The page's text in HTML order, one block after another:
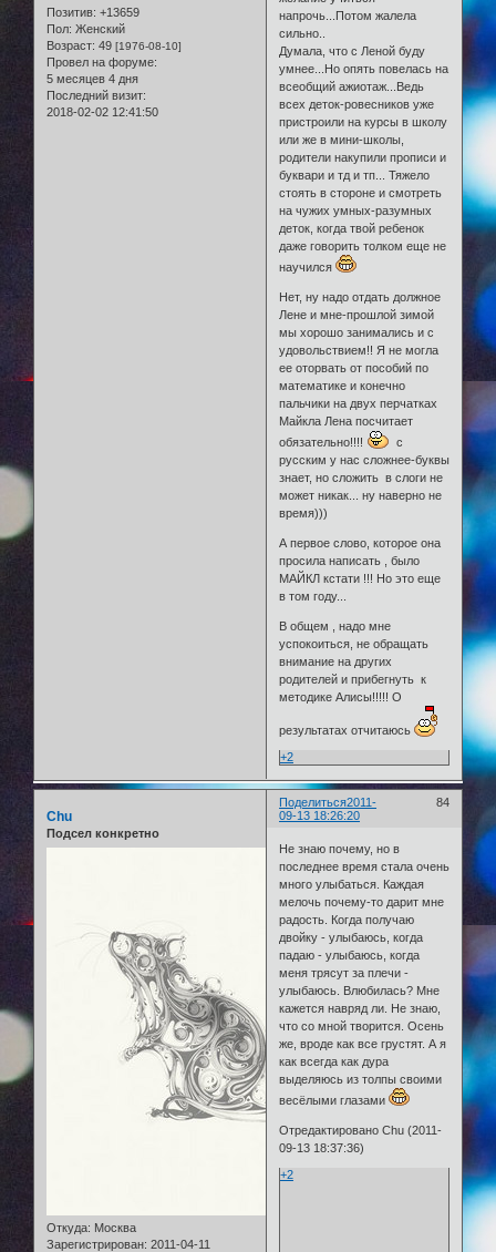
Позитив: +13659
Пол: Женский
Возраст: 49 [1976-08-10]
Провел на форуме:
5 месяцев 4 дня
Последний визит:
2018-02-02 12:41:50
напрочь...Потом жалела
сильно..
Думала, что с Леной буду
умнее...Но опять повелась на
всеобщий ажиотаж...Ведь
всех деток-ровесников уже
пристроили на курсы в школу
или же в мини-школы,
родители накупили прописи и
буквари и тд и тп... Тяжело
стоять в стороне и смотреть
на чужих умных-разумных
деток, когда твой ребенок
даже говорить толком еще не
научился
Нет, ну надо отдать должное
Лене и мне-прошлой зимой
мы хорошо занимались и с
удовольствием!! Я не могла
ее оторвать от пособий по
математике и конечно
пальчики на двух перчатках
Майкла Лена посчитает
обязательно!!!!
с
русским у нас сложнее-буквы
знает, но сложить в слоги не
может никак... ну наверно не
время)))
А первое слово, которое она
просила написать , было
МАЙКЛ кстати !!! Но это еще
в том году...
В общем , надо мне
успокоиться, не обращать
внимание на других
родителей и прибегнуть к
методике Алисы!!!!! О
результатах отчитаюсь
+2
Поделиться 84
2011-
09-13 18:26:20
Chu
Подсел конкретно
Откуда: Москва
Зарегистрирован: 2011-04-11
Не знаю почему, но в
последнее время стала очень
много улыбаться. Каждая
мелочь почему-то дарит мне
радость. Когда получаю
двойку - улыбаюсь, когда
падаю - улыбаюсь, когда
меня трясут за плечи -
улыбаюсь. Влюбилась? Мне
кажется навряд ли. Не знаю,
что со мной творится. Осень
же, вроде как все грустят. А я
как всегда как дура
выделяюсь из толпы своими
весёлыми глазами
Отредактировано Chu (2011-
09-13 18:37:36)
+2